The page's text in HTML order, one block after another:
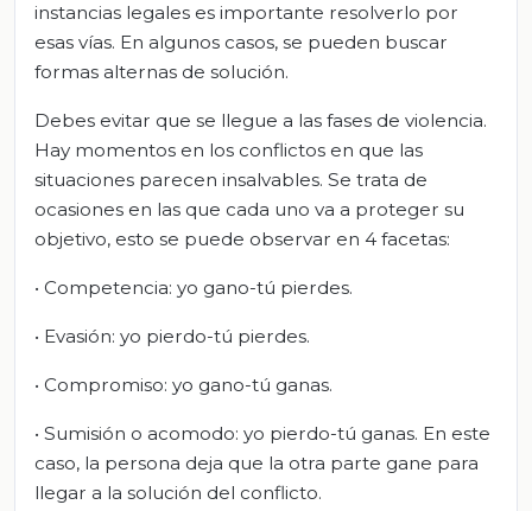
instancias legales es importante resolverlo por
esas vías. En algunos casos, se pueden buscar
formas alternas de solución.
Debes evitar que se llegue a las fases de violencia.
Hay momentos en los conflictos en que las
situaciones parecen insalvables. Se trata de
ocasiones en las que cada uno va a proteger su
objetivo, esto se puede observar en 4 facetas:
• Competencia: yo gano-tú pierdes.
• Evasión: yo pierdo-tú pierdes.
• Compromiso: yo gano-tú ganas.
• Sumisión o acomodo: yo pierdo-tú ganas. En este
caso, la persona deja que la otra parte gane para
llegar a la solución del conflicto.